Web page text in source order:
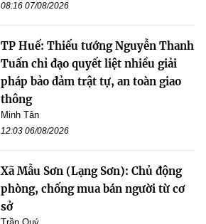
08:16 07/08/2026
TP Huế: Thiếu tướng Nguyễn Thanh
Tuấn chỉ đạo quyết liệt nhiều giải
pháp bảo đảm trật tự, an toàn giao
thông
Minh Tân
12:03 06/08/2026
Xã Mẫu Sơn (Lạng Sơn): Chủ động
phòng, chống mua bán người từ cơ
sở